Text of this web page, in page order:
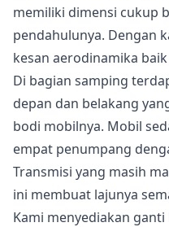
memiliki dimensi cukup
pendahulunya. Dengan
kesan aerodinamika
Di bagian samping
depan dan belakang
bodi mobilnya. Mobil
empat penumpang
Transmisi yang masih
ini membuat lajunya
Kami menyediakan